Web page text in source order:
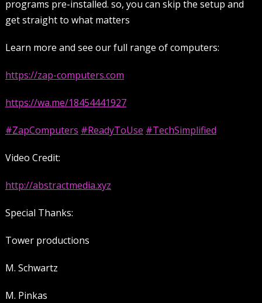
programs pre-installed. so, you can skip the setup and
get straight to what matters
Learn more and see our full range of computers:
https://zap-computers.com
https://wa.me/18454441927
#ZapComputers #ReadyToUse #TechSimplified
Video Credit:
http://abstractmedia.xyz
Special Thanks:
Tower productions
M. Schwartz
M. Pinkas